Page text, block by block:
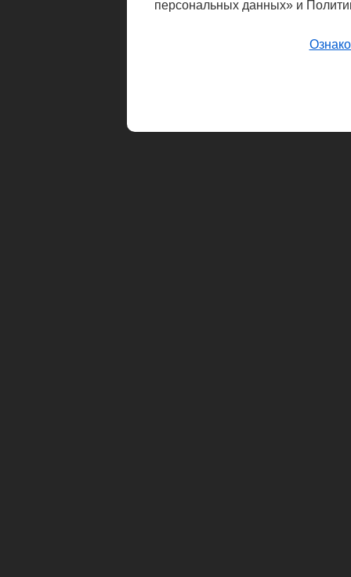
персональных данных» и